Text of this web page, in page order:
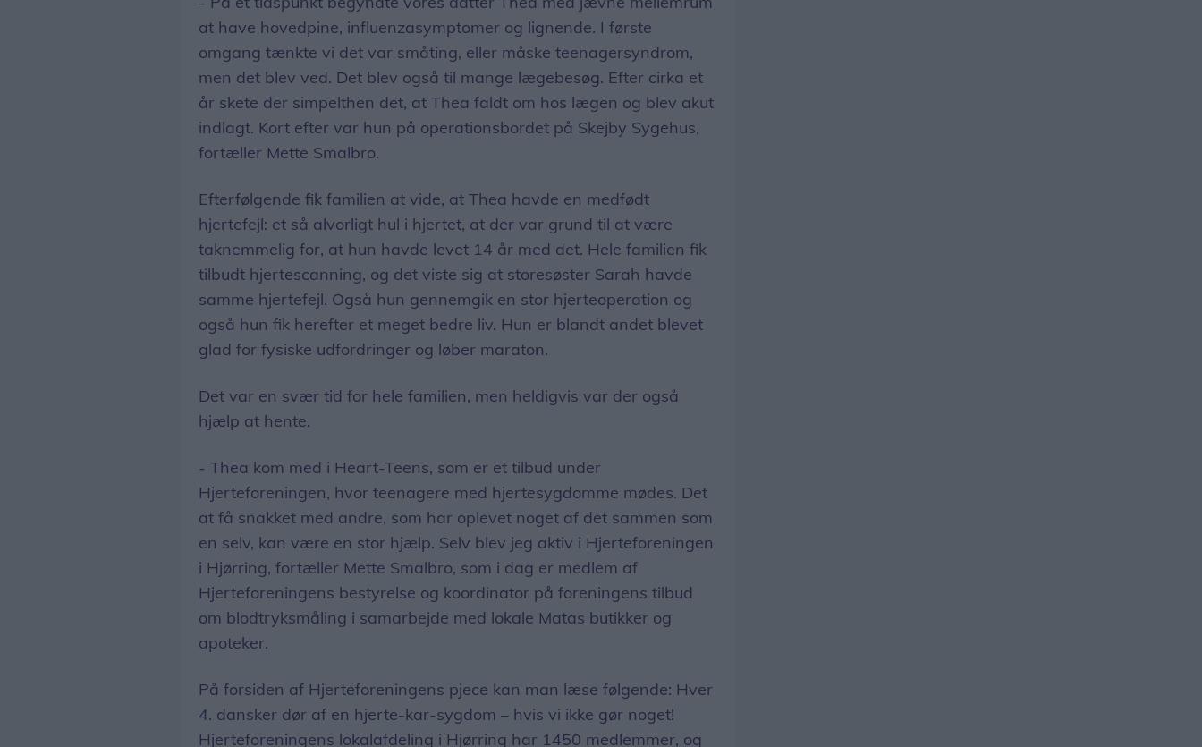
at have hovedpine, influenzasymptomer og lignende. I første
omgang tænkte vi det var småting, eller måske teenagersyndrom,
men det blev ved. Det blev også til mange lægebesøg. Efter cirka et
år skete der simpelthen det, at Thea faldt om hos lægen og blev akut
indlagt. Kort efter var hun på operationsbordet på Skejby Sygehus,
fortæller Mette Smalbro.
Efterfølgende fik familien at vide, at Thea havde en medfødt
hjertefejl: et så alvorligt hul i hjertet, at der var grund til at være
taknemmelig for, at hun havde levet 14 år med det. Hele familien fik
tilbudt hjertescanning, og det viste sig at storesøster Sarah havde
samme hjertefejl. Også hun gennemgik en stor hjerteoperation og
også hun fik herefter et meget bedre liv. Hun er blandt andet blevet
glad for fysiske udfordringer og løber maraton.
Det var en svær tid for hele familien, men heldigvis var der også
hjælp at hente.
- Thea kom med i Heart-Teens, som er et tilbud under
Hjerteforeningen, hvor teenagere med hjertesygdomme mødes. Det
at få snakket med andre, som har oplevet noget af det sammen som
en selv, kan være en stor hjælp. Selv blev jeg aktiv i Hjerteforeningen
i Hjørring, fortæller Mette Smalbro, som i dag er medlem af
Hjerteforeningens bestyrelse og koordinator på foreningens tilbud
om blodtryksmåling i samarbejde med lokale Matas butikker og
apoteker.
På forsiden af Hjerteforeningens pjece kan man læse følgende: Hver
4. dansker dør af en hjerte-kar-sygdom – hvis vi ikke gør noget!
Hjerteforeningens lokalafdeling i Hjørring har 1450 medlemmer, og